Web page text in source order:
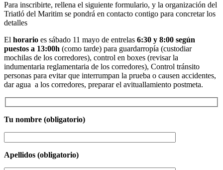
Para inscribirte, rellena el siguiente formulario, y la organización del
Triatló del Maritim se pondrá en contacto contigo para concretar los
detalles
El horario es sábado 11 mayo de entrelas 6:30 y 8:00 según
puestos a 13:00h (como tarde) para guardarropía (custodiar
mochilas de los corredores), control en boxes (revisar la
indumentaria reglamentaria de los corredores), Control tránsito
personas para evitar que interrumpan la prueba o causen accidentes,
dar agua a los corredores, preparar el avituallamiento postmeta.
Tu nombre (obligatorio)
Apellidos (obligatorio)